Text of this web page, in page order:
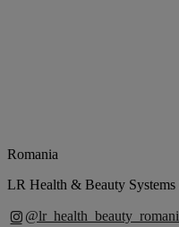
Romania
LR Health & Beauty Systems